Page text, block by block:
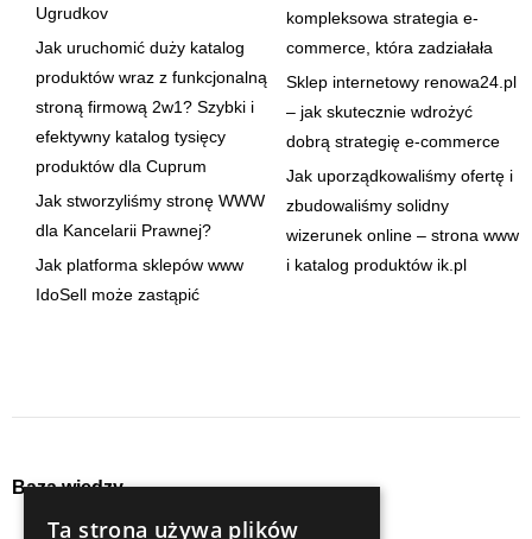
Ugrudkov
Jak uruchomić duży katalog
produktów wraz z funkcjonalną
stroną firmową 2w1? Szybki i
efektywny katalog tysięcy
produktów dla Cuprum
Jak stworzyliśmy stronę WWW
dla Kancelarii Prawnej?
Jak platforma sklepów www
IdoSell może zastąpić
kompleksowa strategia e-
commerce, która zadziałała
Sklep internetowy renowa24.pl
– jak skutecznie wdrożyć
dobrą strategię e-commerce
Jak uporządkowaliśmy ofertę i
zbudowaliśmy solidny
wizerunek online – strona www
i katalog produktów ik.pl
Baza wiedzy
Ta strona używa plików